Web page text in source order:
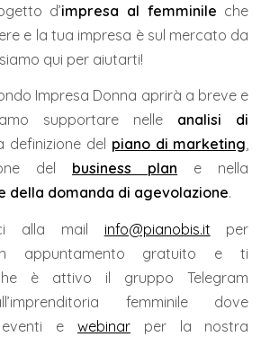
d’impresa al femminile che
e la tua impresa è sul mercato da
qui per aiutarti!
Impresa Donna aprirà a breve e
supportare nelle analisi di
definizione del piano di marketing,
del business plan e nella
della domanda di agevolazione.
alla mail info@pianobis.it per
appuntamento gratuito e ti
è attivo il gruppo Telegram
femminile dove
eventi e webinar per la nostra